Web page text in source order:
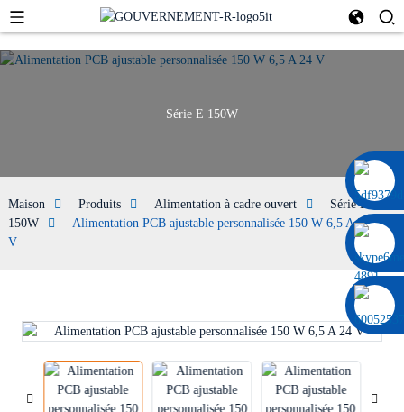
0086 13322920697
Série E 150W
Maison Produits Alimentation à cadre ouvert
Série E
150W
Alimentation PCB ajustable personnalisée 150 W 6,5 A 24
V